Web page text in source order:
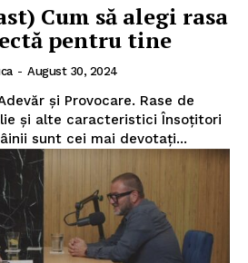
Cum să alegi rasa
pentru tine
- August 30, 2024
și Provocare. Rase de
alte caracteristici Însoțitori
sunt cei mai devotați...